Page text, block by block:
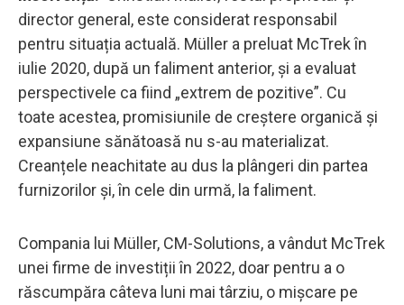
director general, este considerat responsabil
pentru situația actuală. Müller a preluat McTrek în
iulie 2020, după un faliment anterior, și a evaluat
perspectivele ca fiind „extrem de pozitive”. Cu
toate acestea, promisiunile de creștere organică și
expansiune sănătoasă nu s-au materializat.
Creanțele neachitate au dus la plângeri din partea
furnizorilor și, în cele din urmă, la faliment.
Compania lui Müller, CM-Solutions, a vândut McTrek
unei firme de investiții în 2022, doar pentru a o
răscumpăra câteva luni mai târziu, o mișcare pe